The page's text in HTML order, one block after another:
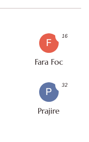
F
Fara Foc
16
P
Prajire
32